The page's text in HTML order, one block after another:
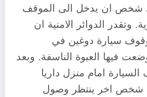
شخص ان يدخل الى الموقف
وتقدر الدوائر الامنية ان
وقوف سيارة دوغين في
فيها العبوة الناسفة. وبعد
امام منزل داريا
شخص اخر ينتظر وصول